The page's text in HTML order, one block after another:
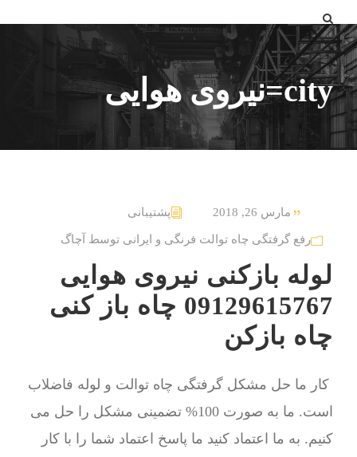
city=نیروی هوایی
مارس 26, 2018 پشتیبانی
رفع گرفتگی چاه توالت فرنگی و ایرانی توسط آچاگ
لوله بازکنی نیروی هوایی
09129615767 چاه باز کنی
چاه بازکن
کار ما حل مشکل گرفتگی چاه توالت و لوله فاضلاب
است. ما به صورت 100% تضمینی مشکل را حل می
کنیم. به ما اعتماد کنید ما پاسخ اعتماد شما را با کار